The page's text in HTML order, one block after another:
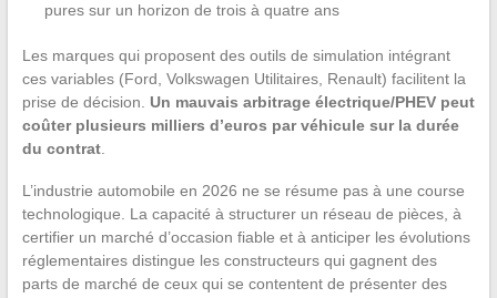
pures sur un horizon de trois à quatre ans
Les marques qui proposent des outils de simulation intégrant
ces variables (Ford, Volkswagen Utilitaires, Renault) facilitent la
prise de décision. Un mauvais arbitrage électrique/PHEV peut
coûter plusieurs milliers d’euros par véhicule sur la durée
du contrat.
L’industrie automobile en 2026 ne se résume pas à une course
technologique. La capacité à structurer un réseau de pièces, à
certifier un marché d’occasion fiable et à anticiper les évolutions
réglementaires distingue les constructeurs qui gagnent des
parts de marché de ceux qui se contentent de présenter des